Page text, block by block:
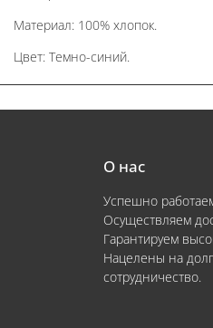
Материал: 100% хлопок.
Цвет: Темно-синий.
О нас
Успешно
Осуществляем
Гарантируем
Нацелены на
сотрудничество.